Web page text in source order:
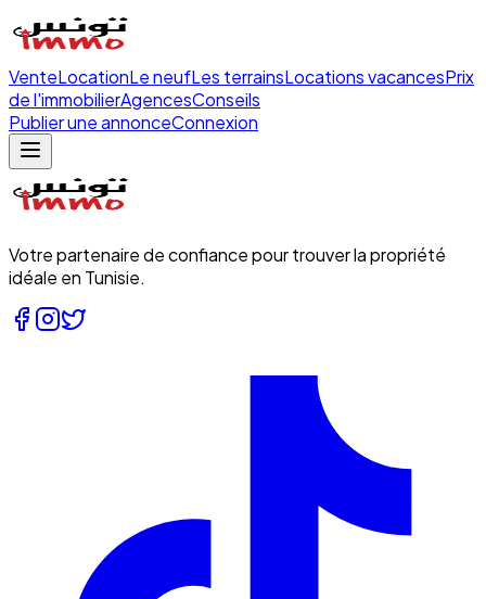
VenteLocationLe neufLes terrainsLocations vacancesPrix
de l'immobilierAgencesConseils
Publier une annonceConnexion
Votre partenaire de confiance pour trouver la propriété
idéale en Tunisie.